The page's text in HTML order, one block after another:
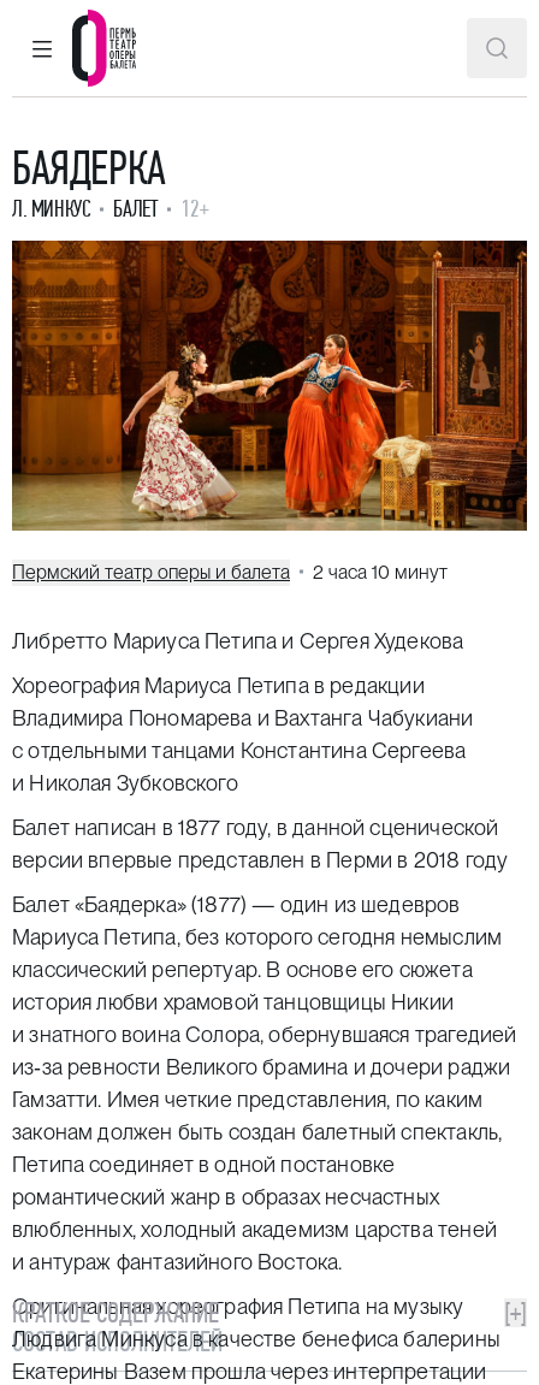
ГЛАВНОЕ МЕНЮ
Пермский театр оперы и балета
БАЯДЕРКА
Л. МИНКУС БАЛЕТ 12+
Пермский театр оперы и балета 2 часа 10 минут
Либретто Мариуса Петипа и Сергея Худекова
Хореография Мариуса Петипа в редакции
Владимира Пономарева и Вахтанга Чабукиани
с отдельными танцами Константина Сергеева
и Николая Зубковского
Балет написан в 1877 году, в данной сценической
версии впервые представлен в Перми в 2018 году
Балет «Баядерка» (1877) — один из шедевров
Мариуса Петипа, без которого сегодня немыслим
классический репертуар. В основе его сюжета
история любви храмовой танцовщицы Никии
и знатного воина Солора, обернувшаяся трагедией
из‑за ревности Великого брамина и дочери раджи
Гамзатти. Имея четкие представления, по каким
законам должен быть создан балетный спектакль,
Петипа соединяет в одной постановке
романтический жанр в образах несчастных
влюбленных, холодный академизм царства теней
и антураж фантазийного Востока.
Оригинальная хореография Петипа на музыку
Людвига Минкуса в качестве бенефиса балерины
Екатерины Вазем прошла через интерпретации
КРАТКОЕ СОДЕРЖАНИЕ
[+]
СОСТАВ ИСПОЛНИТЕЛЕЙ